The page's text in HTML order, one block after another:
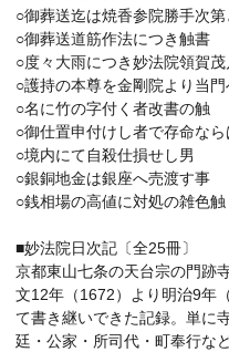
○御葬送迄は焼香参院勝手次
○御葬送道筋作法につき触書
○度々大雨につき妙法院領賀
○護持の本尊を金剛院より当
○名に竹の字付く者改書の触
○御仕置申付けし者で存命な
○境内にて自殺仕損せし男
○銀銅地金は銀座へ売渡す事
○銭相場の高値に対処の雑色触
■妙法院日次記〔全25冊〕
京都東山七条の天台宗の門跡
文12年（1672）より明治9年
て書き継いできた記録。単に
廷・公家・所司代・町奉行な